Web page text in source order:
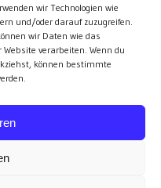
wir Technologien wie
und/oder darauf zuzugreifen.
wir Daten wie das
verarbeiten. Wenn du
können bestimmte